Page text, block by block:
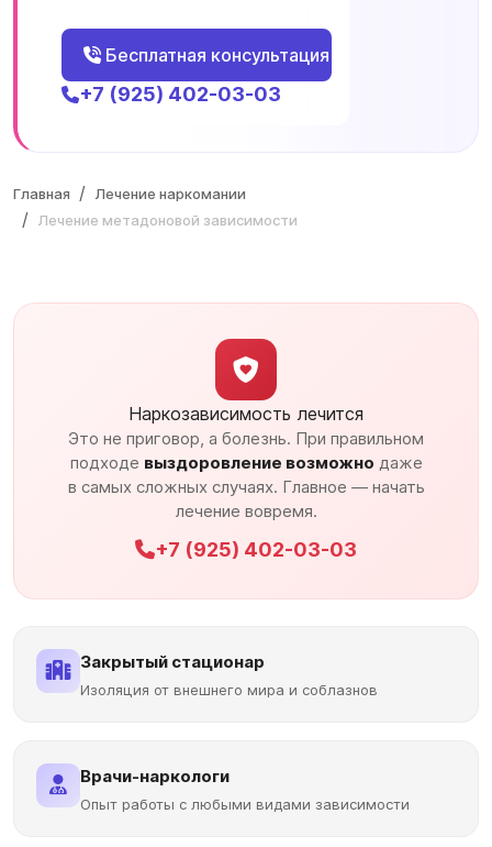
Бесплатная консультация
+7 (925) 402-03-03
Главная
Лечение наркомании
Лечение метадоновой зависимости
Наркозависимость лечится
Это не приговор, а болезнь. При правильном
подходе выздоровление возможно даже
в самых сложных случаях. Главное — начать
лечение вовремя.
+7 (925) 402-03-03
Закрытый стационар
Изоляция от внешнего мира и соблазнов
Врачи-наркологи
Опыт работы с любыми видами зависимости